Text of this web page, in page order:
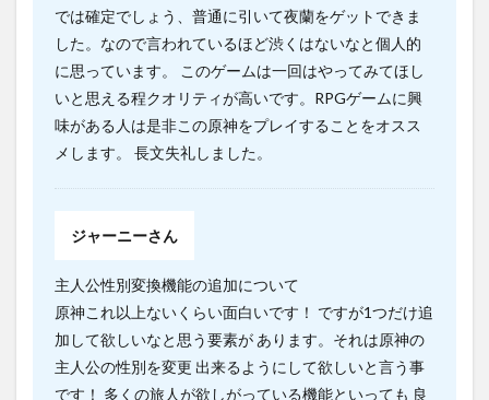
では確定でしょう、普通に引いて夜蘭をゲットできま
した。なので言われているほど渋くはないなと個人的
に思っています。 このゲームは一回はやってみてほし
いと思える程クオリティが高いです。RPGゲームに興
味がある人は是非この原神をプレイすることをオスス
メします。 長文失礼しました。
ジャーニーさん
主人公性別変換機能の追加について
原神これ以上ないくらい面白いです！ ですが1つだけ追
加して欲しいなと思う要素が あります。それは原神の
主人公の性別を変更 出来るようにして欲しいと言う事
です！ 多くの旅人が欲しがっている機能といっても 良